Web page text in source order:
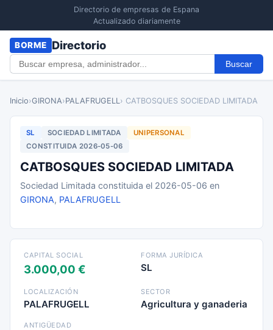
Directorio de empresas de Espana
Actualizado diariamente
BORME Directorio
Buscar
Inicio›GIRONA›PALAFRUGELL› CATBOSQUES SOCIEDAD LIMITADA
SL SOCIEDAD LIMITADA
UNIPERSONAL
CONSTITUIDA 2026-05-06
CATBOSQUES SOCIEDAD LIMITADA
Sociedad Limitada constituida el 2026-05-06 en
GIRONA, PALAFRUGELL
CAPITAL SOCIAL
3.000,00 €
FORMA JURÍDICA
SL
LOCALIZACIÓN
PALAFRUGELL
SECTOR
Agricultura y ganaderia
ANTIGÜEDAD